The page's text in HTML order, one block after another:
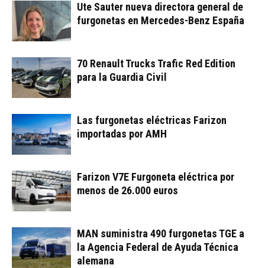
Ute Sauter nueva directora general de
furgonetas en Mercedes-Benz España
70 Renault Trucks Trafic Red Edition
para la Guardia Civil
Las furgonetas eléctricas Farizon
importadas por AMH
Farizon V7E Furgoneta eléctrica por
menos de 26.000 euros
MAN suministra 490 furgonetas TGE a
la Agencia Federal de Ayuda Técnica
alemana